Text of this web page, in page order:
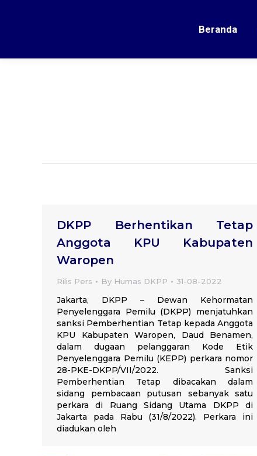
Beranda
DKPP Berhentikan Tetap
Anggota KPU Kabupaten
Waropen
Rilis Pers By Humas DKPP 31-08-2022
Jakarta, DKPP – Dewan Kehormatan
Penyelenggara Pemilu (DKPP) menjatuhkan
sanksi Pemberhentian Tetap kepada Anggota
KPU Kabupaten Waropen, Daud Benamen,
dalam dugaan pelanggaran Kode Etik
Penyelenggara Pemilu (KEPP) perkara nomor
28-PKE-DKPP/VII/2022. Sanksi
Pemberhentian Tetap dibacakan dalam
sidang pembacaan putusan sebanyak satu
perkara di Ruang Sidang Utama DKPP di
Jakarta pada Rabu (31/8/2022). Perkara ini
diadukan oleh